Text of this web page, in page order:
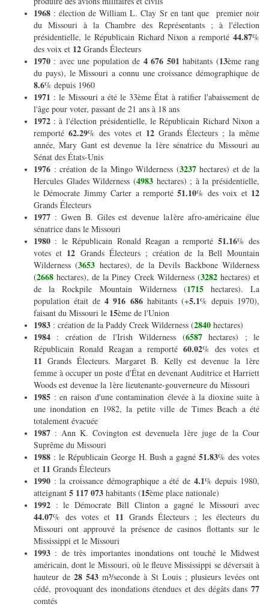
1968 : élection de William L. Clay Sr en tant que premier noir
du Missouri à la Chambre des Représentants ; à l'élection
présidentielle, le Républicain Richard Nixon a remporté 44.87%
des voix et 12 Grands Électeurs
1970 : avec une population de 4 676 501 habitants (13ème rang
du pays), le Missouri a connu une croissance démographique de
8.6% depuis 1960
1971 : le Missouri a été le 33ème État à ratifier l'abaissement de
l'âge pour voter, passant de 21 ans à 18 ans
1972 : à l'élection présidentielle, le Républicain Richard Nixon a
remporté 62.29% des votes et 12 Grands Électeurs ; la même
année, Mary Gant est devenue la 1ère sénatrice du Missouri au
Sénat des États-Unis
1976 : création de la Mingo Wilderness (3237hectares) et de la
Hercules Glades Wilderness (4983 hectares) ; à la présidentielle,
le Démocrate Jimmy Carter a remporté51.10% des voix et 12
Grands Électeurs
1977 : Gwen B. Giles est devenue la1ère afro-américaine élue
sénatrice dans le Missouri
1980 : le Républicain Ronald Reagan a remporté 51.16% des
votes et 12 Grands Électeurs ; création de la Bell Mountain
Wilderness (3653 hectares), de la Devils Backbone Wilderness
(2668hectares), de la Piney Creek Wilderness (3282 hectares) et
de la Rockpile Mountain Wilderness (1715 hectares). La
population était de4 916 686habitants (+5.1% depuis 1970),
faisant du Missouri le 15ème de l'Union
1983 : création de la Paddy Creek Wilderness (2840 hectares)
1984 : création de l'Irish Wilderness (6587hectares) ; le
Républicain Ronald Reagan a remporté 60.02% des votes et
11Grands Électeurs. Margaret B. Kelly est devenue la 1ère
femme à occuper un poste d'État en devenant Auditrice et Harriett
Woods est devenue la 1ère lieutenante-gouverneure du Missouri
1985 : en raison d'une contamination élevée à la dioxine suite à
une inondation en 1982, la petite ville de Times Beach a été
totalement évacuée
1987 : Ann K. Covington est devenuela 1ère juge de la Cour
Suprême du Missouri
1988 : le Républicain George H. Bush a gagné51.83% des votes
et 11 Grands Électeurs
1990 : la croissance démographique a été de 4.1% depuis 1980,
atteignant 5 117 073 habitants (15ème place nationale)
1992 : le Démocrate Bill Clinton a gagné le Missouri avec
44.07% des votes et 11 Grands Électeurs ; les électeurs du
Missouri ont approuvé la présence de casinos flottants sur le
Mississippi et le Missouri
1993 : de très importantes inondations ont touché le Midwest
américain, dont le Missouri, où le fleuve Mississippi se déversait à
hauteur de28 543 m³/seconde à St Louis ; plusieurs levées ont
cédé, provoquant des inondations étendues et des dégâts dans 77
comtés